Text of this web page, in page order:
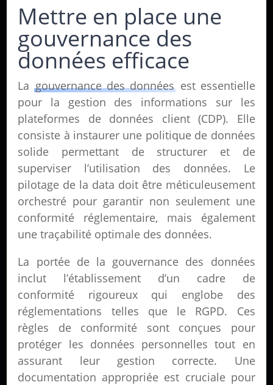
Mettre en place une
gouvernance des
données efficace
Lagouvernance des donnéesest essentielle
pour la gestion des informations sur les
plateformes de données client (CDP). Elle
consiste à instaurer une politique de données
solide permettant de structurer et de
superviser l’utilisation des données. Le
pilotage de la data doit être méticuleusement
orchestré pour garantir non seulement une
conformité réglementaire, mais également
une traçabilité optimale des données.
La portée de la gouvernance des données
inclut l’établissement d’un cadre de
conformité rigoureux qui englobe des
réglementations telles que le RGPD. Ces
règles de conformité sont conçues pour
protéger les données personnelles tout en
assurant leur gestion correcte. Une
documentation appropriée est cruciale pour